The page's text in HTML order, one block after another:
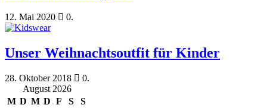
12. Mai 2020 0.
Unser Weihnachtsoutfit für Kinder
28. Oktober 2018
0.
August 2026
M D M D F S
S